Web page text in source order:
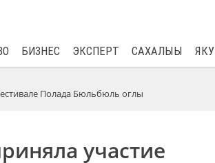
БИЗНЕС ЭКСПЕРТ САХАЛЫЫ
Полада Бюльбюль оглы
участие